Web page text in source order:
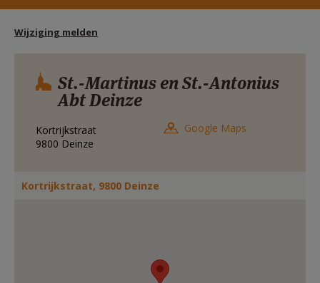
VIERINGEN
SHOP
HULP
STARTPAGINA PORTAAL
AANMELDEN OF REGISTREREN
Wijziging melden
St.-Martinus en St.-Antonius
Abt Deinze
Kortrijkstraat
9800 Deinze
Google Maps
Kortrijkstraat, 9800 Deinze